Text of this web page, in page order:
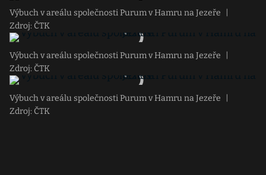
Výbuch v areálu společnosti Purum v Hamru na Jezeře
Zdroj: ČTK
Výbuch v areálu společnosti Purum v Hamru na Jezeře
Zdroj: ČTK
Výbuch v areálu společnosti Purum v Hamru na Jezeře
Zdroj: ČTK